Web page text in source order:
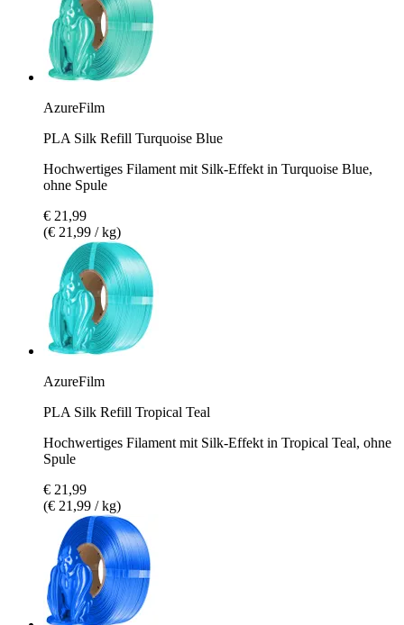
AzureFilm
PLA Silk Refill Turquoise Blue
Hochwertiges Filament mit Silk-Effekt in Turquoise Blue,
ohne Spule
€ 21,99
(€ 21,99 / kg)
AzureFilm
PLA Silk Refill Tropical Teal
Hochwertiges Filament mit Silk-Effekt in Tropical Teal, ohne
Spule
€ 21,99
(€ 21,99 / kg)